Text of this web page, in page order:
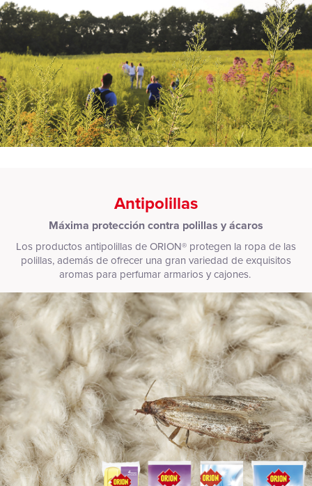
Antipolillas
Máxima protección contra polillas y ácaros
Los productos antipolillas de ORION® protegen la ropa de las
polillas, además de ofrecer una gran variedad de exquisitos
aromas para perfumar armarios y cajones.